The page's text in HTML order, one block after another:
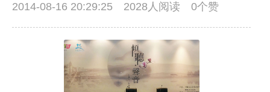
2014-08-16 20:29:25
2028人阅读 0个赞